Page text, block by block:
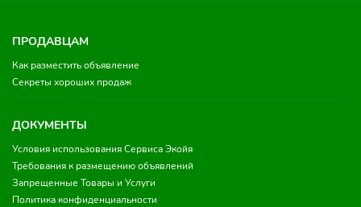
ПРОДАВЦАМ
Как разместить объявление
Секреты хороших продаж
ДОКУМЕНТЫ
Условия использования Сервиса Экойя
Требования к размещению объявлений
Запрещенные Товары и Услуги
Политика конфиденциальности